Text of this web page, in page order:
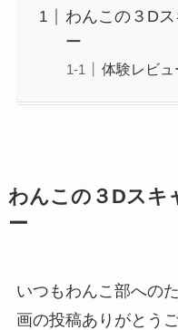
わんこの３D
ー
体験レビュ
わんこの３Dスキ
ー
いつもわんこ部への
画の投稿ありがとう